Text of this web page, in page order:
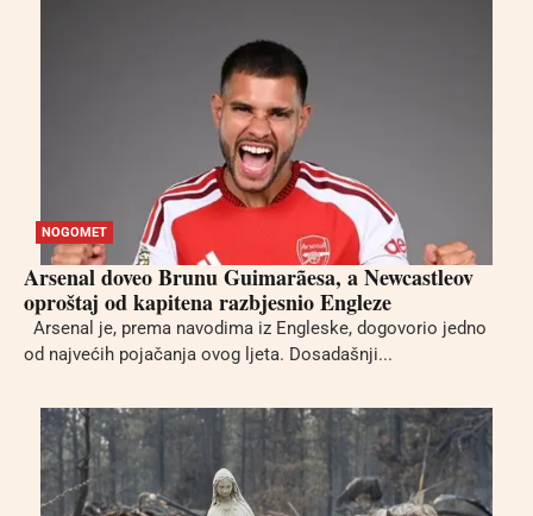
NOGOMET
Arsenal doveo Brunu Guimarãesa, a Newcastleov
oproštaj od kapitena razbjesnio Engleze
Arsenal je, prema navodima iz Engleske, dogovorio jedno
od najvećih pojačanja ovog ljeta. Dosadašnji...